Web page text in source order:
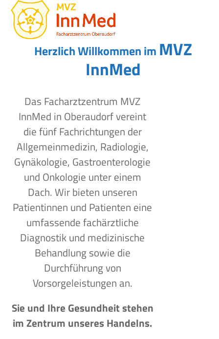
Skip
content
Open
mobile
menu
Close
mobile
menu
Herzlich Willkommen im MVZ
InnMed
Das Facharztzentrum MVZ
InnMed in Oberaudorf vereint
die fünf Fachrichtungen der
Allgemeinmedizin, Radiologie,
Gynäkologie, Gastroenterologie
und Onkologie unter einem
Dach. Wir bieten unseren
Patientinnen und Patienten eine
umfassende fachärztliche
Diagnostik und medizinische
Behandlung sowie die
Durchführung von
Vorsorgeleistungen an.
Sie und Ihre Gesundheit stehen
im Zentrum unseres Handelns.